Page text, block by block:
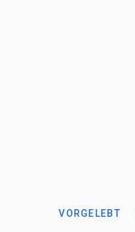
VORGELEBT